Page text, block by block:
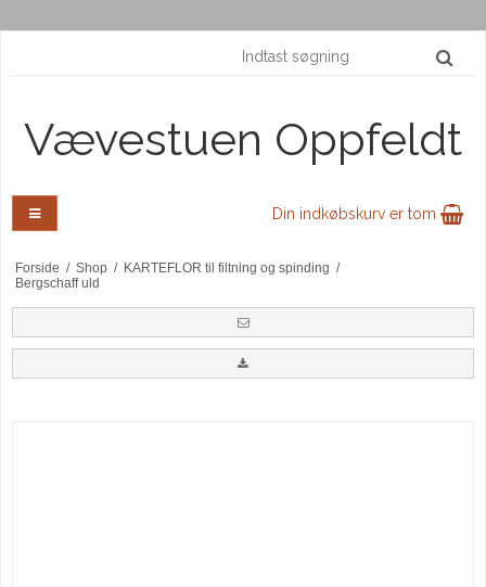
Vævestuen Oppfeldt
Din indkøbskurv er tom
Forside / Shop / KARTEFLOR til filtning og spinding /
Bergschaff uld